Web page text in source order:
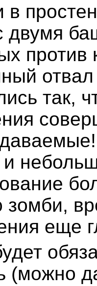
в
двумя
так,
зомби,
еще
(можно